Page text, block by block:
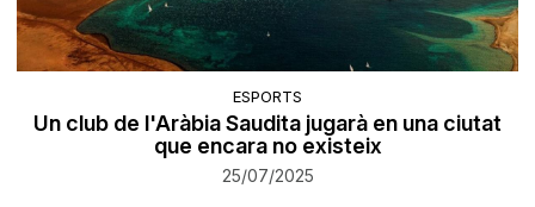
ESPORTS
Un club de l'Aràbia Saudita jugarà en una ciutat
que encara no existeix
25/07/2025